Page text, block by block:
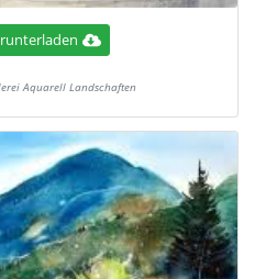
Aquarell Landschaften